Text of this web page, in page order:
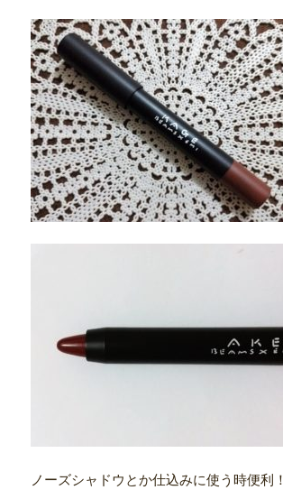
ノーズシャドウとか仕込みに使う時便利！